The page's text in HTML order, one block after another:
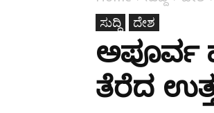
ಸುದ್ದಿ ದೇಶ
ಅಪೂರ್ವ
ತೆರೆದ